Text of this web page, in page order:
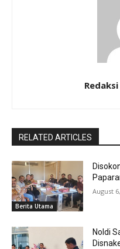
RELATED ARTICLES
Berita Utama
August
Noldi